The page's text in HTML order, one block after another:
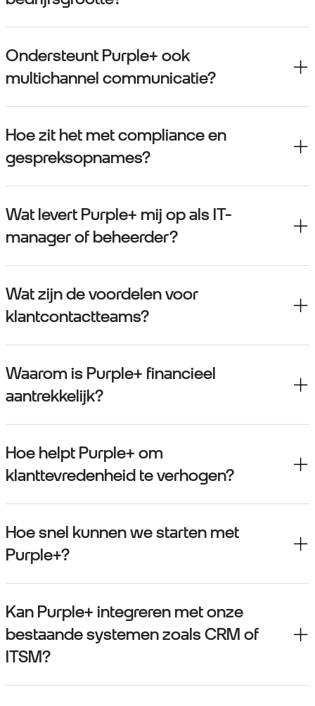
Ondersteunt Purple+ ook
multichannel communicatie?
Hoe zit het met compliance en
gespreksopnames?
Wat levert Purple+ mij op als IT-
manager of beheerder?
Wat zijn de voordelen voor
klantcontactteams?
Waarom is Purple+ financieel
aantrekkelijk?
Hoe helpt Purple+ om
klanttevredenheid te verhogen?
Hoe snel kunnen we starten met
Purple+?
Kan Purple+ integreren met onze
bestaande systemen zoals CRM of
ITSM?